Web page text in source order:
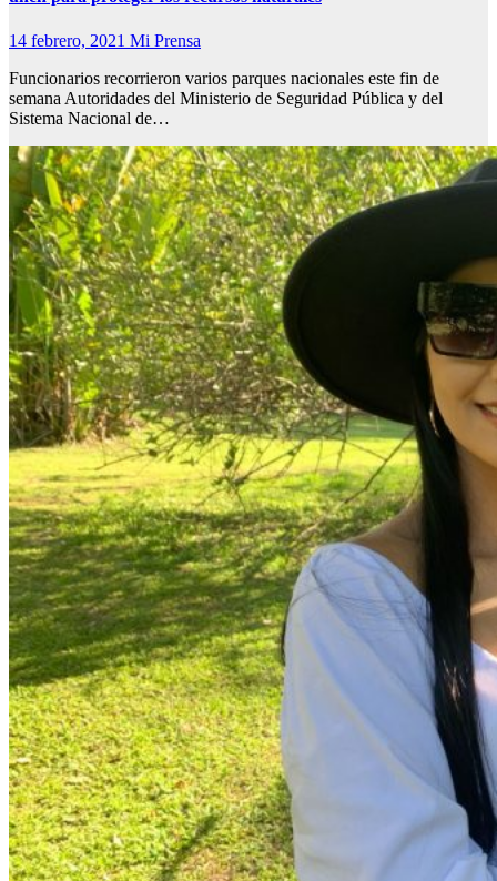
14 febrero, 2021 Mi Prensa
Funcionarios recorrieron varios parques nacionales este fin de
semana Autoridades del Ministerio de Seguridad Pública y del
Sistema Nacional de…